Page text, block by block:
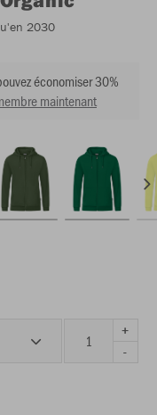
2030
économiser 30%
maintenant
+
-